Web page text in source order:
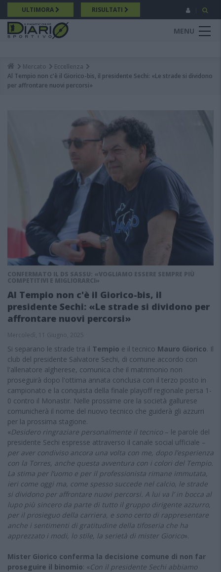
Salta
al
contenuto
principale
ULTIMORA RISULTATI
MENU
Breadcrumb
Mercato
Eccellenza
Al Tempio non c'è il Giorico-bis, il presidente Sechi: «Le strade si dividono
per affrontare nuovi percorsi»
CONFERMATO IL DS SASSU: «VOGLIAMO ESSERE SEMPRE PIÙ
COMPETITIVI E MIGLIORARCI»
Al Tempio non c'è il Giorico-bis, il
presidente Sechi: «Le strade si dividono per
affrontare nuovi percorsi»
Mercoledì, 11 Giugno, 2025
Si separano le strade tra il Tempio e il tecnico Mauro Giorico. Il
club del presidente Salvatore Sechi, di comune accordo con
l'allenatore algherese, comunica che il matrimonio non
proseguirà dopo l'ottima annata conclusa con il terzo posto in
campionato e la conquista della finale playoff regionale persa 1-
0 contro il Monastir. Nelle prossime ore la società gallurese
comunicherà il nome del nuovo tecnico che guiderà gli azzurri
per la prossima stagione.
«Desidero ringraziare personalmente il tecnico– le parole del
presidente Sechi espresse attraverso il canale social ufficiale –
per aver condiviso ancora una volta con me, dopo l’esperienza
con la Torres, anche questa avventura con i colori del Tempio.
La stima per l’uomo e per il professionista rimane immutata,
ieri come oggi ma, come spesso succede nel calcio, le strade
si dividono per affrontare nuovi percorsi. A lui va l’ in bocca al
lupo più sincero da parte di tutto il gruppo dirigente azzurro,
per il prosieguo della carriera, e sono certo di rappresentare
anche i sentimenti di gratitudine della tifoseria che ha
apprezzato i modi, lo stile, la serietà di mister Giorico».
Mister Giorico conferma la decisione comune di non far
proseguire il binomio: «Con il presidente Sechi abbiamo